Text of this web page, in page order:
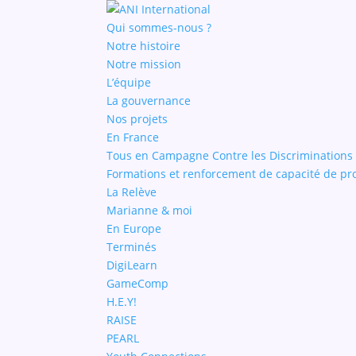
Qui sommes-nous ?
Notre histoire
Notre mission
L’équipe
La gouvernance
Nos projets
En France
Tous en Campagne Contre les Discriminations
Formations et renforcement de capacité de
La Relève
Marianne & moi
En Europe
Terminés
DigiLearn
GameComp
H.E.Y!
RAISE
PEARL